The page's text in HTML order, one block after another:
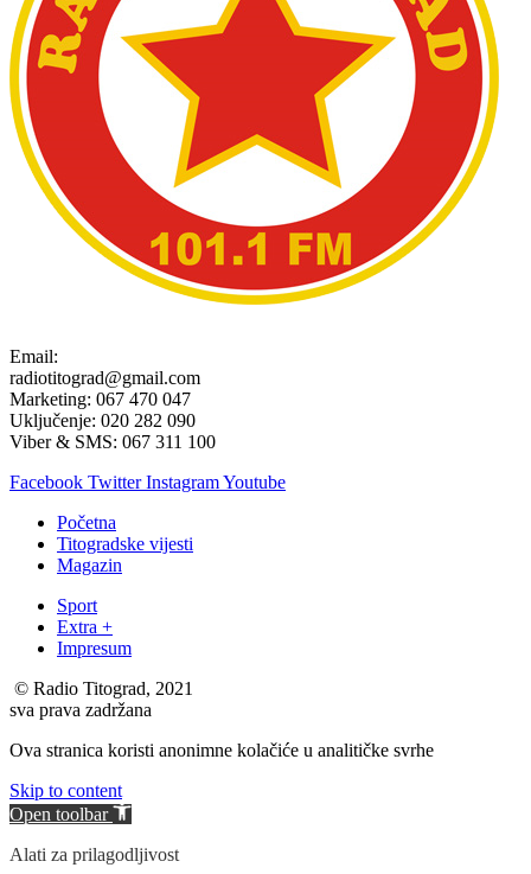
Email:
radiotitograd@gmail.com
Marketing: 067 470 047
Uključenje: 020 282 090
Viber & SMS: 067 311 100
Facebook Twitter InstagramYoutube
Početna
Titogradske vijesti
Magazin
Sport
Extra +
Impresum
© Radio Titograd, 2021
sva prava zadržana
Ova stranica koristi anonimne kolačiće u analitičke svrhe
Skip to content
Open toolbar
Alati za prilagodljivost